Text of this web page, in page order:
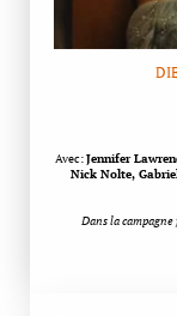
Avec:Jennifer
Nick Nolte,
Dans la campagne